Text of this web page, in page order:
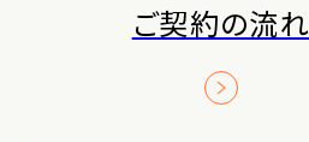
ご契約の流れ